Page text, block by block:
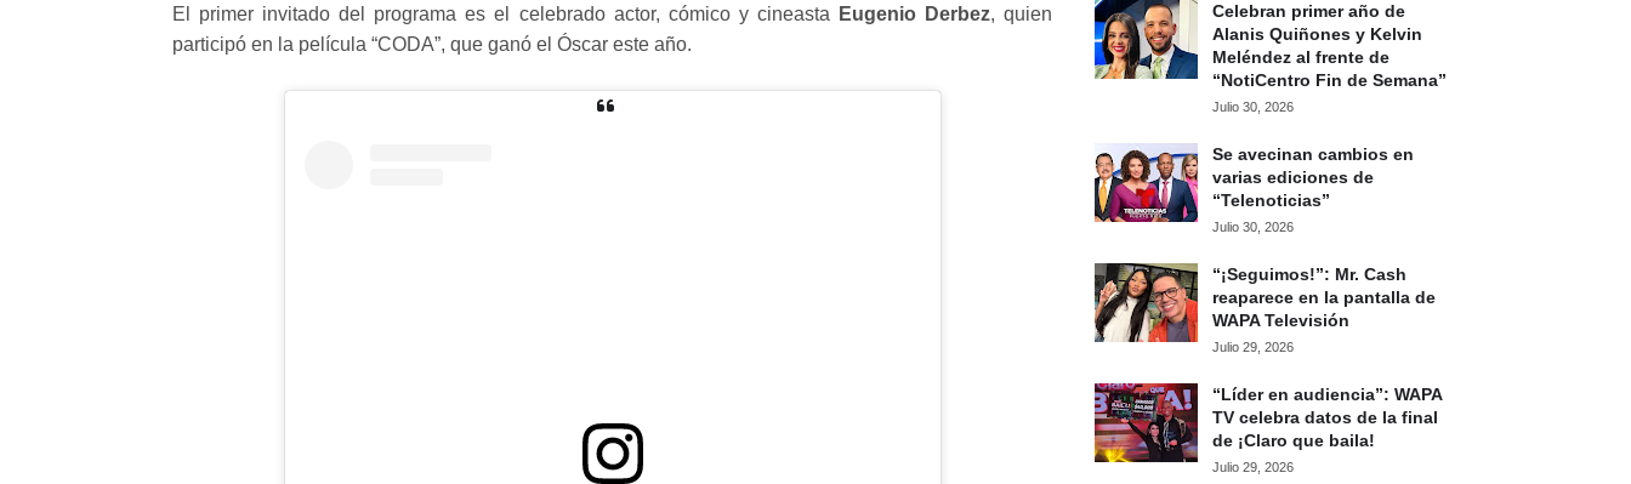
El primer invitado del programa es el celebrado actor, cómico y cineasta Eugenio Derbez, quien
participó en la película “CODA”, que ganó el Óscar este año.
Celebran primer año de
Alanis Quiñones y Kelvin
Meléndez al frente de
“NotiCentro Fin de Semana”
Julio 30, 2026
Se avecinan cambios en
varias ediciones de
“Telenoticias”
Julio 30, 2026
“¡Seguimos!”: Mr. Cash
reaparece en la pantalla de
WAPA Televisión
Julio 29, 2026
“Líder en audiencia”: WAPA
TV celebra datos de la final
de ¡Claro que baila!
Julio 29, 2026